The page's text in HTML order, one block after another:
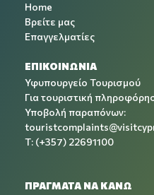
Home
Βρείτε μας
Επαγγελματίες
ΕΠΙΚΟΙΝΩΝΙΑ
Υφυπουργείο Τουρισμού
Για τουριστική
Υποβολή παραπόνων:
T: (+357) 22691100
ΠΡΑΓΜΑΤΑ ΝΑ ΚΑΝΩ